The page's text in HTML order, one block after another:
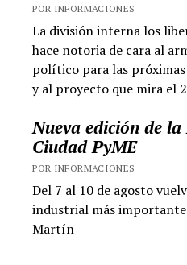
POR INFORMACIONES
La división interna los
hace notoria de cara al
político para las
y al proyecto que mira el
Nueva edición de la
Ciudad PyME
POR INFORMACIONES
Del 7 al 10 de agosto
industrial más importante
Martín